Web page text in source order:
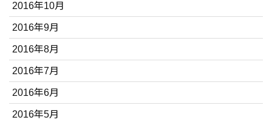
2016年10月
2016年9月
2016年8月
2016年7月
2016年6月
2016年5月